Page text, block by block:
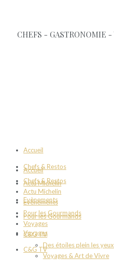
Accueil
Chefs & Restos
Actu Michelin
Evènements
Pour les Gourmands
Voyages
C&G TV
Accueil
Chefs & Restos
Actu Michelin
Evènements
Pour les Gourmands
Voyages
C&G TV
Des étoiles plein les yeux
Voyages & Art de Vivre